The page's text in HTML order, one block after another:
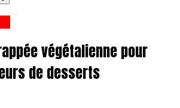
végétalienne pour
de desserts